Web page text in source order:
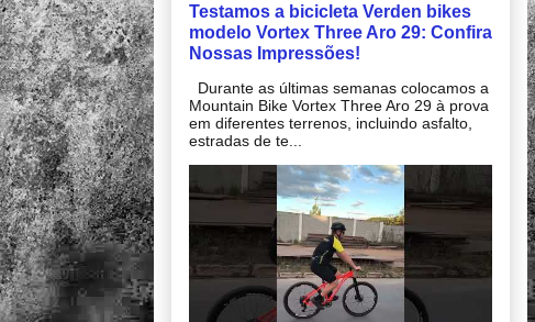
Testamos a bicicleta Verden bikes
modelo Vortex Three Aro 29: Confira
Nossas Impressões!
Durante as últimas semanas colocamos a
Mountain Bike Vortex Three Aro 29 à prova
em diferentes terrenos, incluindo asfalto,
estradas de te...